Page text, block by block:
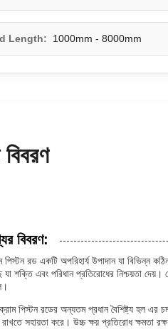
Length: 1000mm - 8000mm
বিবরণ:
রড একটি অপরিহার্য উপাদান যা বিভিন্ন
যা শক্তি এবং পরিধান প্রতিরোধের নিশ্চয়তা
পিস্টন রডের অন্যতম প্রধান বৈশিষ্ট্য হল এর
সহায়তা করে। উচ্চ ক্ষয় প্রতিরোধ ক্ষমতা